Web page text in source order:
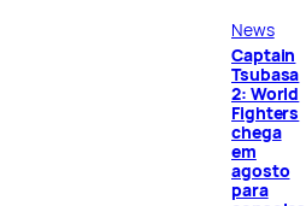
News
Captain
Tsubasa
2: World
Fighters
chega
em
agosto
para